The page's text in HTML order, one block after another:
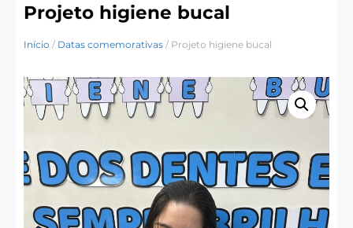
Projeto higiene bucal
Início / Datas comemorativas / Projeto higiene bucal